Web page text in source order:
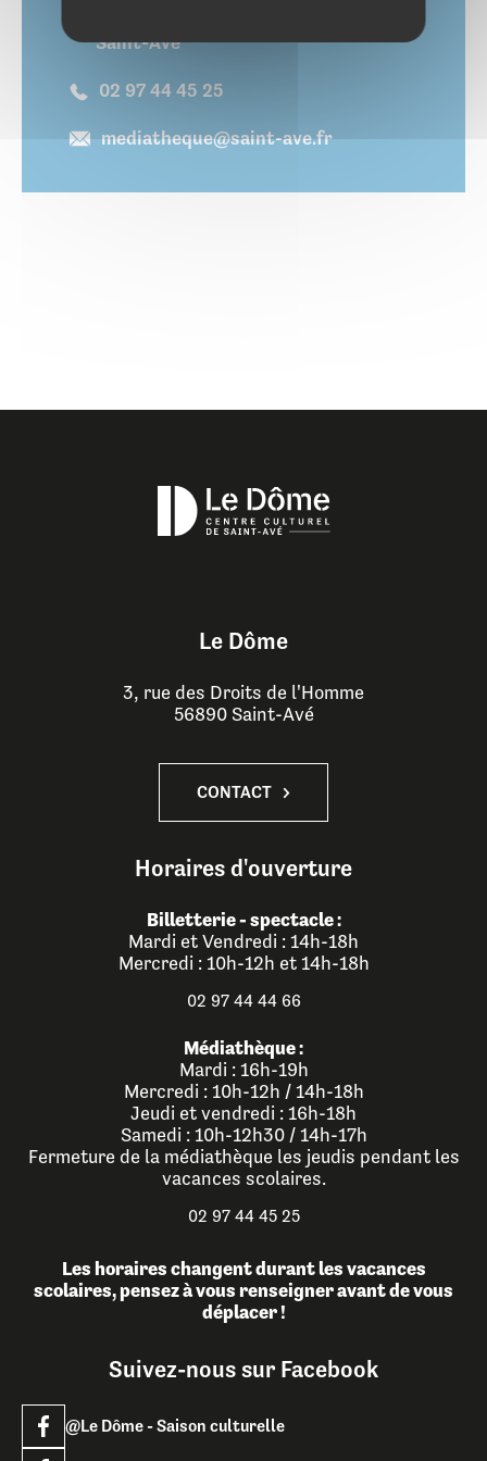
Saint-Avé
02 97 44 45 25
mediatheque@saint-ave.fr
Le Dôme
3, rue des Droits de l'Homme
56890 Saint-Avé
CONTACT
Horaires d'ouverture
Billetterie - spectacle :
Mardi et Vendredi : 14h-18h
Mercredi : 10h-12h et 14h-18h
02 97 44 44 66
Médiathèque :
Mardi : 16h-19h
Mercredi : 10h-12h / 14h-18h
Jeudi et vendredi : 16h-18h
Samedi : 10h-12h30 / 14h-17h
Fermeture de la médiathèque les jeudis pendant les
vacances scolaires.
02 97 44 45 25
Les horaires changent durant les vacances
scolaires, pensez à vous renseigner avant de vous
déplacer !
Suivez-nous sur Facebook
@Le Dôme - Saison culturelle